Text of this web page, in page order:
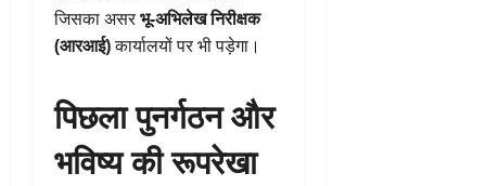
जिसका असरभू-अभिलेख निरीक्षक
(आरआई)कार्यालयों पर भी पड़ेगा।
पिछला पुनर्गठन और
भविष्य की रूपरेखा